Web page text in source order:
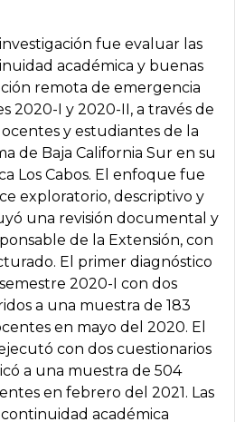
fue evaluar las
académica y buenas
remota de emergencia
2020-I y 2020-II, a través de
y estudiantes de la
de Baja California Sur en su
Los Cabos. El enfoque fue
exploratorio, descriptivo y
una revisión documental y
de la Extensión, con
El primer diagnóstico
2020-I con dos
a una muestra de 183
en mayo del 2020. El
con dos cuestionarios
a una muestra de 504
en febrero del 2021. Las
académica